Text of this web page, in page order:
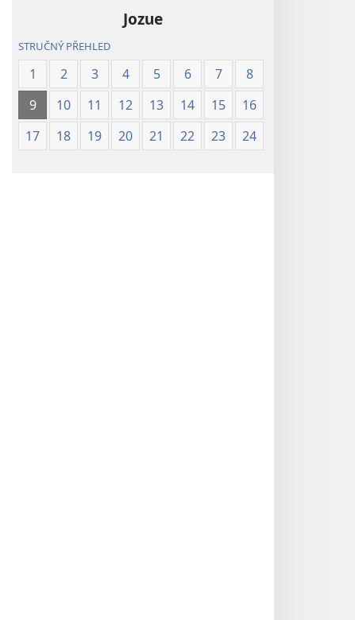
Jozue
STRUČNÝ PŘEHLED
1 2 3 4 5 6 7
8
9
10 11 12 13 14 15
16
17
18 19 20 21 22 23 24